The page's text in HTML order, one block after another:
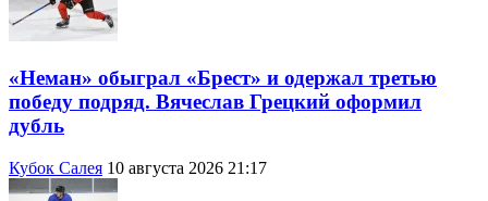
«Неман» обыграл «Брест» и одержал третью
победу подряд. Вячеслав Грецкий оформил
дубль
Кубок Салея 10 августа 2026 21:17